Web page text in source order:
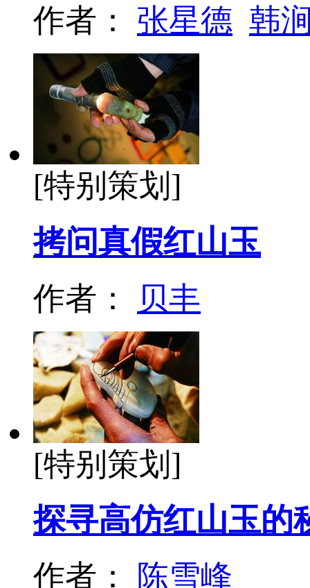
作者： 张星德 韩
[特别策划]
拷问真假红山玉
作者： 贝丰
[特别策划]
探寻高仿红山玉的
作者： 陈雪峰